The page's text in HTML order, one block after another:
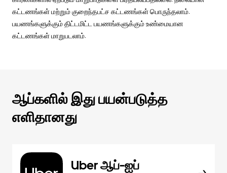
கட்டணங்கள் மற்றும் குறைந்தபட்ச கட்டணங்கள் பொருந்தலாம்.
பயணங்களுக்கும் திட்டமிட்ட பயணங்களுக்கும் உண்மையான
கட்டணங்கள் மாறுபடலாம்.
ஆப்களில் இது பயன்படுத்த
எளிதானது
Uber ஆப்-ஐப்